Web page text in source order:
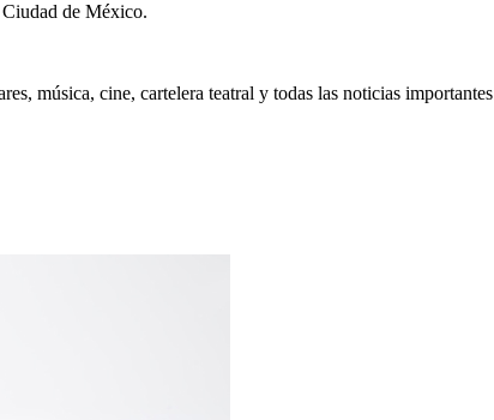
Ciudad de México.
música, cine, cartelera teatral y todas las noticias importantes